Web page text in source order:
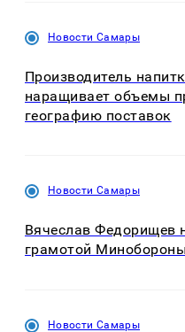
Новости Самары
Производитель
наращивает объемы
географию поставок
Новости Самары
Вячеслав Федорищев
грамотой
Новости Самары